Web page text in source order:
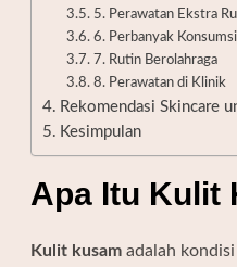
5. Perawatan Ekstra
6. Perbanyak
7. Rutin Berolahraga
8. Perawatan di Klinik
Rekomendasi Skincare
Kesimpulan
Apa Itu Kulit
Kulit kusam adalah